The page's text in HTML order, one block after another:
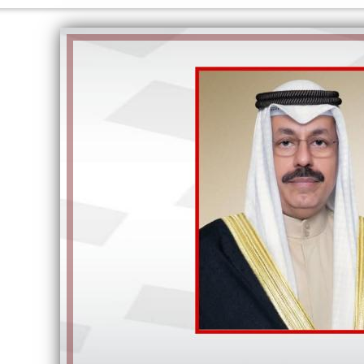
الكاتبة إلهام شرشر تهنئ الرئيس
رسالتى لآخر الزمان «محطة الضبعة
النووية»... من الحلم إلى التنفيذ